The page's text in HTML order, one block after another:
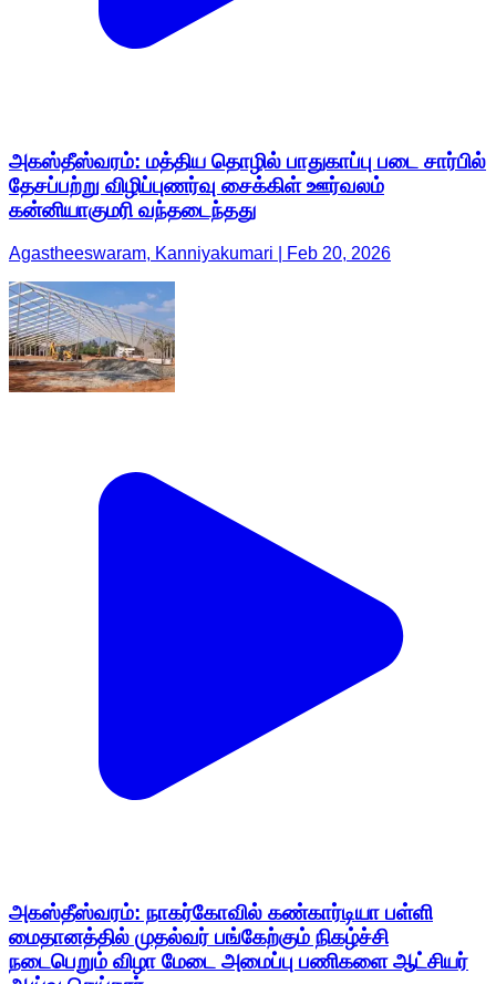
அகஸ்தீஸ்வரம்: மத்திய தொழில் பாதுகாப்பு படை சார்பில்
தேசப்பற்று விழிப்புணர்வு சைக்கிள் ஊர்வலம்
கன்னியாகுமரி வந்தடைந்தது
Agastheeswaram, Kanniyakumari | Feb 20, 2026
அகஸ்தீஸ்வரம்: நாகர்கோவில் கண்கார்டியா பள்ளி
மைதானத்தில் முதல்வர் பங்கேற்கும் நிகழ்ச்சி
நடைபெறும் விழா மேடை அமைப்பு பணிகளை ஆட்சியர்